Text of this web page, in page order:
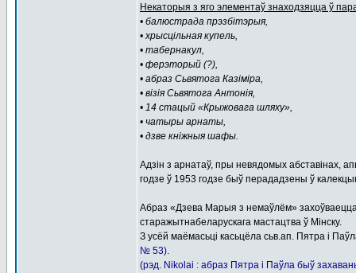
Некаторыя з яго элементаў знаходзяцца ў
• балюстрада прэзбітэрыя,
• хрысцільная купель,
• табернакул,
• ферэторый (?),
• абраз Сьвятога Казіміра,
• візія Сьвятога Антонія,
• 14 стацый «Крыжовага шляху»,
• чатыры арнаты,
• дзве кніжныя шафы.
Адзін з арнатаў, пры невядомых абставінах,
годзе ў 1953 годзе быў перададзены ў
Абраз «Дзева Марыя з немаўлём»
старажытнабеларускага мастацтва ў Мінску.
З усёй маёмасьці касьцёла сьв.ап. Пятра і
№ 53).
(рэд. Nikolai : абраз Пятра і Паўла быў